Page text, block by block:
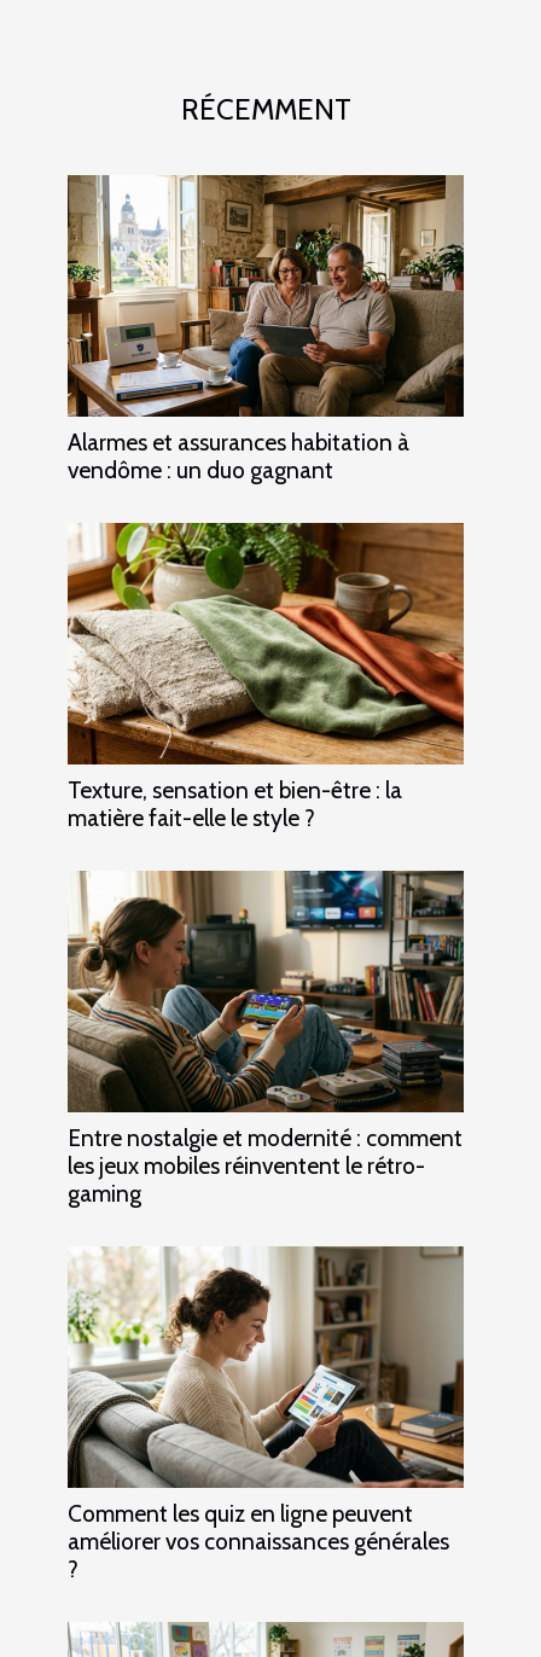
RÉCEMMENT
Alarmes et assurances habitation à
vendôme : un duo gagnant
Texture, sensation et bien-être : la
matière fait-elle le style ?
Entre nostalgie et modernité : comment
les jeux mobiles réinventent le rétro-
gaming
Comment les quiz en ligne peuvent
améliorer vos connaissances générales
?